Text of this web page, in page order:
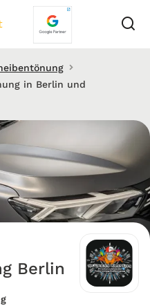
in Berlin und
Berlin